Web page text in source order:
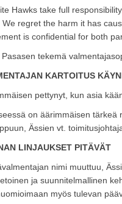
Hawks take full
regret the harm it has
is confidential for both
tekemä
KARTOITUS
pettynyt, kun asia
on äärimmäisen
Ässien vt.
LINJAUKSET PITÄVÄT
nimi muuttuu,
ja suunnitelmallinen
myös tulevan